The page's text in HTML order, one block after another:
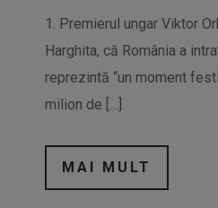
1. Premierul ungar Viktor
Harghita, că România a
reprezintă “un moment
milion de […]
MAI MULT